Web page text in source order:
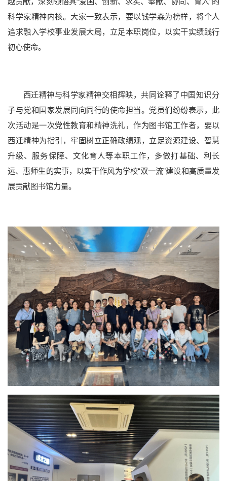
本科教育 研究生教育 国际教育 继续教育 重点学科
科研概况 科研平台 科研团队 科研成果 学术期刊
本科招生 研究生招生 留学生招生
成人教育
学生就业
科学家精神内核。大家一致表示，要以钱学森为榜样，将个人
追求融入学校事业发展大局，立足本职岗位，以实干实绩践行
初心使命。
西迁精神与科学家精神交相辉映，共同诠释了中国知识分
子与党和国家发展同向同行的使命担当。党员们纷纷表示，此
次活动是一次党性教育和精神洗礼，作为图书馆工作者，要以
西迁精神为指引，牢固树立正确政绩观，立足资源建设、智慧
升级、服务保障、文化育人等本职工作，多做打基础、利长
远、惠师生的实事，以实干作风为学校“双一流”建设和高质量发
展贡献图书馆力量。